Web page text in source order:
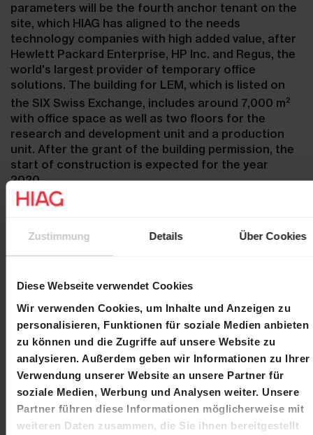
Zustimmung Details Über Cookies
Diese Webseite verwendet Cookies
Wir verwenden Cookies, um Inhalte und Anzeigen zu
personalisieren, Funktionen für soziale Medien anbieten
zu können und die Zugriffe auf unsere Website zu
analysieren. Außerdem geben wir Informationen zu Ihrer
Verwendung unserer Website an unsere Partner für
soziale Medien, Werbung und Analysen weiter. Unsere
Partner führen diese Informationen möglicherweise mit
weiteren Daten zusammen, die Sie ihnen bereitgestellt
parameters will be the fourth anchor tenant on the
site, which HIAG has aligned to the needs
technology companies with high added value, after
Hewlett Packard Enterprise, HP Inc. and Regus, the
world's largest provider of temporary office
solutions. The building for LEM, which is listed on
the SIX Swiss Exchange, includes around 7,000 m2
with office space as well as two floors for the
research and development unit and a production
unit. After the grant of the building permission, the
start of construction is expected for the year
2020.
Contacts
Chief Executive Officer
martin.durchschlag@hiag.com
Chief Financial Officer
HIAG Immobilien Holding AG
Aeschenplatz 7